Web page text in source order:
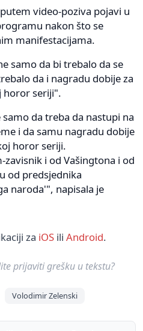
video-poziva pojavi u
nakon što se
manifestacijama.
samo da bi trebalo da se
da i nagradu dobije za
horor seriji".
da treba da nastupi na
i da samu nagradu dobije
horor seriji.
i od Vašingtona i od
od predsjednika
naroda'", napisala je
za iOS ili Android.
prijaviti grešku u tekstu?
Volodimir Zelenski